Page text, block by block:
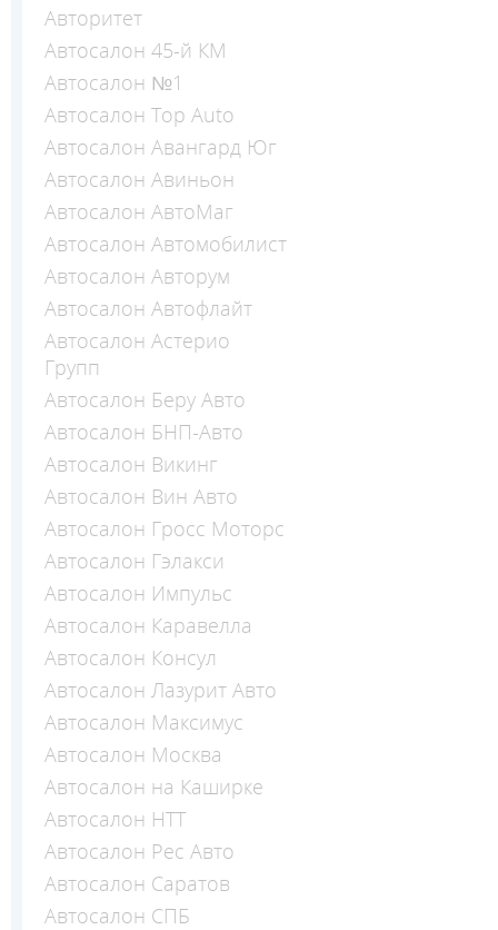
Авторитет
Автосалон 45-й КМ
Автосалон №1
Автосалон Top Auto
Автосалон Авангард Юг
Автосалон Авиньон
Автосалон АвтоМаг
Автосалон Автомобилист
Автосалон Авторум
Автосалон Автофлайт
Автосалон Астерио
Групп
Автосалон Беру Авто
Автосалон БНП-Авто
Автосалон Викинг
Автосалон Вин Авто
Автосалон Гросс Моторс
Автосалон Гэлакси
Автосалон Импульс
Автосалон Каравелла
Автосалон Консул
Автосалон Лазурит Авто
Автосалон Максимус
Автосалон Москва
Автосалон на Каширке
Автосалон НТТ
Автосалон Рес Авто
Автосалон Саратов
Автосалон СПБ